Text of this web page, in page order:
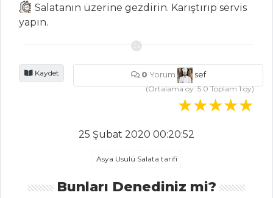
HAMUR İŞLERI
BADEMLİ TART
Kurabiye
TART
Hamur İşleri Tüm
Salatanın üzerine gezdirin. Karıştırıp servis
yapın.
Kaydet 0 Yorum
sef
(Ortalama oy:5.0Toplam1oy)
25 Şubat 2020 00:20:52
Asya Usulü Salata tarifi
Bunları Denediniz mi?